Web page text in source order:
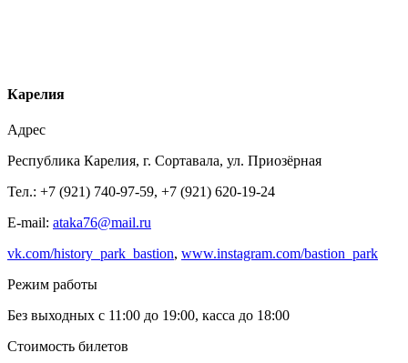
Карелия
Адрес
Республика Карелия, г. Сортавала, ул. Приозёрная
Тел.: +7 (921) 740-97-59, +7 (921) 620-19-24
E-mail: ataka76@mail.ru
vk.com/history_park_bastion, www.instagram.com/bastion_park
Режим работы
Без выходных с 11:00 до 19:00, касса до 18:00
Стоимость билетов